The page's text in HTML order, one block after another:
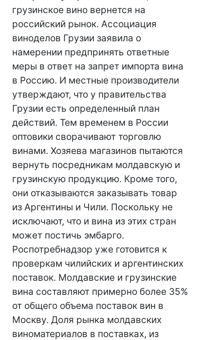
грузинское вино вернется на
российский рынок. Ассоциация
виноделов Грузии заявила о
намерении предпринять ответные
меры в ответ на запрет импорта вина
в Россию. И местные производители
утверждают, что у правительства
Грузии есть определенный план
действий. Тем временем в России
оптовики сворачивают торговлю
винами. Хозяева магазинов пытаются
вернуть посредникам молдавскую и
грузинскую продукцию. Кроме того,
они отказываются заказывать товар
из Аргентины и Чили. Поскольку не
исключают, что и вина из этих стран
может постичь эмбарго.
Роспотребнадзор уже готовится к
проверкам чилийских и аргентинских
поставок. Молдавские и грузинские
вина составляют примерно более 35%
от общего объема поставок вин в
Москву. Доля рынка молдавских
виноматериалов в поставках, из